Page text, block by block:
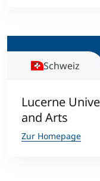
Schweiz
Lucerne
and Arts
Zur Homepage